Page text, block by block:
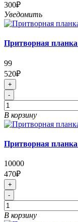
300₽
Уведомить
Притворная планка
99
520₽
+
-
В корзину
Притворная
10000
470₽
+
-
В корзину